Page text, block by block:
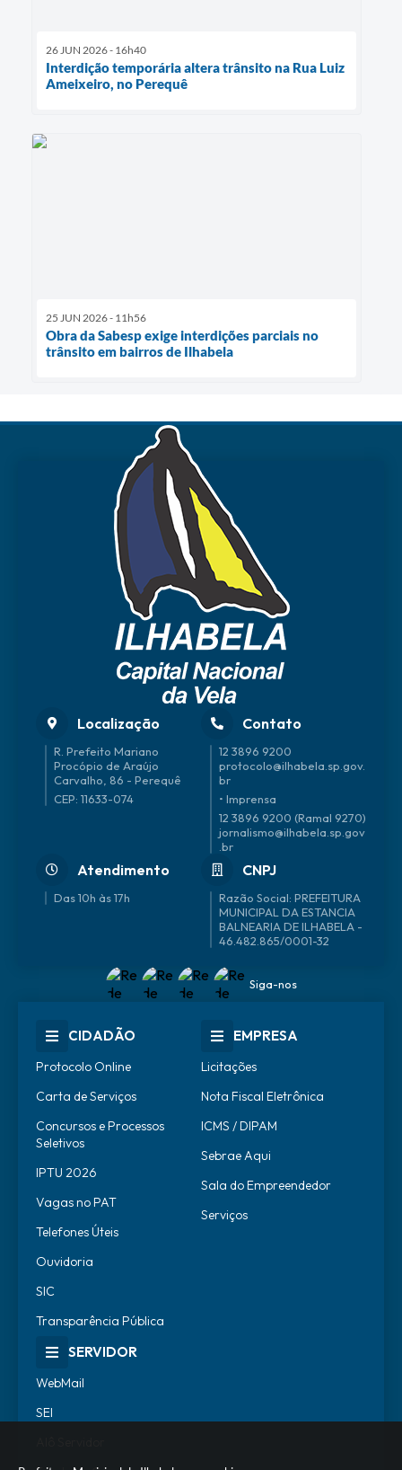
26 JUN 2026 - 16h40
Interdição temporária altera trânsito na Rua Luiz
Ameixeiro, no Perequê
25 JUN 2026 - 11h56
Obra da Sabesp exige interdições parciais no
trânsito em bairros de Ilhabela
Localização
R. Prefeito Mariano
Procópio de Araújo
Carvalho, 86 - Perequê
CEP: 11633-074
Contato
12 3896 9200
protocolo@ilhabela.sp.gov.
br
• Imprensa
12 3896 9200 (Ramal 9270)
jornalismo@ilhabela.sp.gov
.br
Atendimento
Das 10h às 17h
CNPJ
46.482.865/0001-32
Siga-nos
CIDADÃO
Protocolo Online
Carta de Serviços
Concursos e Processos
Seletivos
IPTU 2026
Vagas no PAT
Telefones Úteis
Ouvidoria
SIC
Transparência Pública
EMPRESA
Licitações
Nota Fiscal Eletrônica
ICMS / DIPAM
Sebrae Aqui
Sala do Empreendedor
Serviços
SERVIDOR
WebMail
SEI